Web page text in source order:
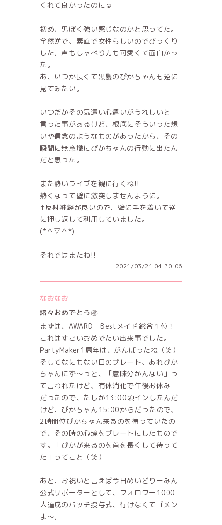
くれて良かったのに☺️
初め、男ぽく強い感じなのかと思ってた。
全然逆で、素直で女性らしいのでびっくり
した。声もしゃべり方も可愛くて面白かっ
た。
あ、いつか長くて黒髪のぴかちゃんも逆に
見てみたい。
いつだかその気遣い心遣いがうれしいと
言った事があるけど、根底にそういった想
いや信念のようなものがあったから、その
瞬間に無意識にぴかちゃんの行動に出たん
だと思った。
また熱いライブを観に行くね!!
熱くなって壁に激突しませんように。
↑反射神経が良いので、壁に手を着いて逆
に押し返して利用していました。
(*＾▽＾*)
それではまたね!!
2021/03/21 04:30:06
なおなお
諸々おめでとう㊗
まずは、AWARD Bestメイド総合１位！
これはすごいおめでたい出来事でした。
PartyMaker1周年は、がんばったね（笑）
そしてなにもない日のプレート、あれぴか
ちゃんにず〜っと、「意味分かんない」っ
て言われたけど、有休消化で午後お休み
だったので、たしか13:00頃インしたんだ
けど、ぴかちゃん15:00からだったので、
2時間位ぴかちゃん来るのを待っていたの
で、その時の心境をプレートにしたもので
す。「ぴかが来るのを首を長くして待って
た」ってこと（笑）
あと、お祝いと言えば今日めいどりーみん
公式リポーターとして、フォロワー1000
人達成のバッチ授与式、行けなくてゴメン
よ〜。